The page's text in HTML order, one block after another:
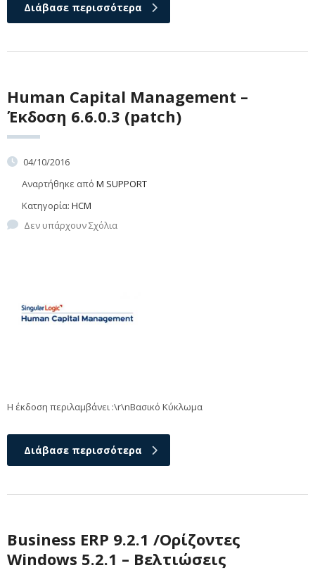
Διάβασε περισσότερα
Human Capital Management –
Έκδοση 6.6.0.3 (patch)
04/10/2016
Αναρτήθηκε από M SUPPORT
Κατηγορία: HCM
Δεν υπάρχουν Σχόλια
Η έκδοση περιλαμβάνει :\r\nΒασικό Κύκλωμα
Διάβασε περισσότερα
Business ERP 9.2.1 /Ορίζοντες
Windows 5.2.1 – Βελτιώσεις